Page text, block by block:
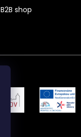
B2B shop